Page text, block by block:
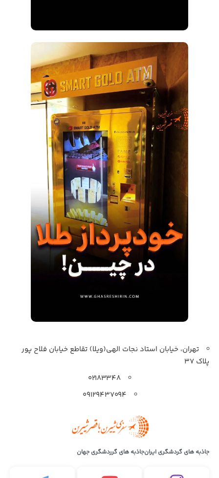
تهران، خیابان استاد نجات الهی(ویلا) تقاطع خیابان فلاح پور
پلاک 37
۰۲۱۸۳۳۴۸
۰۹۱۲۹۴۳۷۰۹۴
جاذبه های گردشگری ایرانجاذبه های گرردشگری جهان